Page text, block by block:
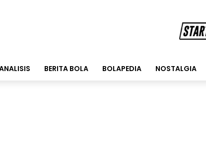
BERITA BOLA BOLAPEDIA NOSTALGIA